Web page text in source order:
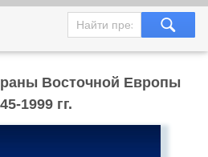
Восточной Европы
1999 гг.